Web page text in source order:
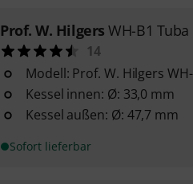
Prof. W. Hilgers WH-B1 Tuba
14
Modell: Prof. W. Hilgers
Kessel innen: Ø: 33,0 mm
Kessel außen: Ø: 47,7 mm
Sofort lieferbar